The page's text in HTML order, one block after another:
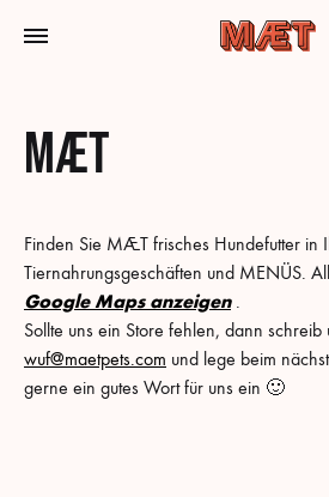
MÆT
Finden Sie MÆT frisches Hundefutter in
Tiernahrungsgeschäften und MENÜS.
Google Maps anzeigen.
Sollte uns ein Store fehlen, dann schreib
wuf@maetpets.com und lege beim
gerne ein gutes Wort für uns ein 🙂